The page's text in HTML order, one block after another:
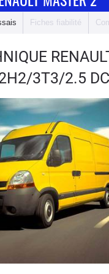
Fiches fiabilité
3T3/2.5